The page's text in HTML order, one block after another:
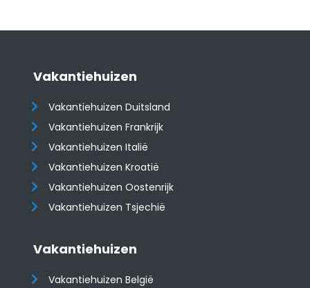
Vakantiehuizen
Vakantiehuizen Duitsland
Vakantiehuizen Frankrijk
Vakantiehuizen Italië
Vakantiehuizen Kroatië
​​​​​​​Vakantiehuizen Oostenrijk
Vakantiehuizen Tsjechië
Vakantiehuizen
Vakantiehuizen België